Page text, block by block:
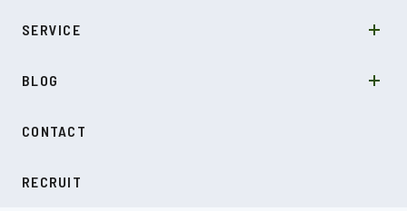
NEWS
SERVICE
受託開発
BLOG
SDGs
CONTACT
RECRUIT